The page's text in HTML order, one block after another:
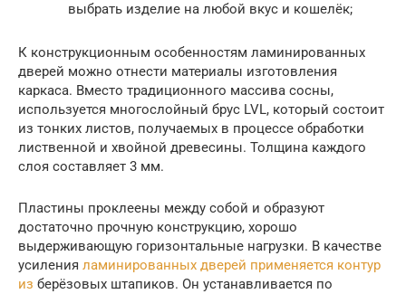
выбрать изделие на любой вкус и кошелёк;
К конструкционным особенностям ламинированных
дверей можно отнести материалы изготовления
каркаса. Вместо традиционного массива сосны,
используется многослойный брус LVL, который состоит
из тонких листов, получаемых в процессе обработки
лиственной и хвойной древесины. Толщина каждого
слоя составляет 3 мм.
Пластины проклеены между собой и образуют
достаточно прочную конструкцию, хорошо
выдерживающую горизонтальные нагрузки. В качестве
усиления ламинированных дверей применяется контур
из берёзовых штапиков. Он устанавливается по